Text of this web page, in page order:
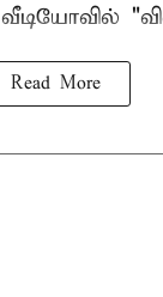
Read More